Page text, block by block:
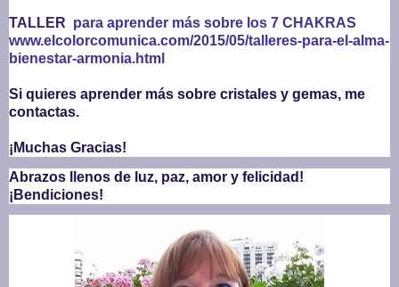
TALLER para aprender más sobre los 7 CHAKRAS
www.elcolorcomunica.com/2015/05/talleres-para-el-alma-
bienestar-armonia.html
Si quieres aprender más sobre cristales y gemas, me
contactas.
¡Muchas Gracias!
Abrazos llenos de luz, paz, amor y felicidad!
¡ Bendiciones!